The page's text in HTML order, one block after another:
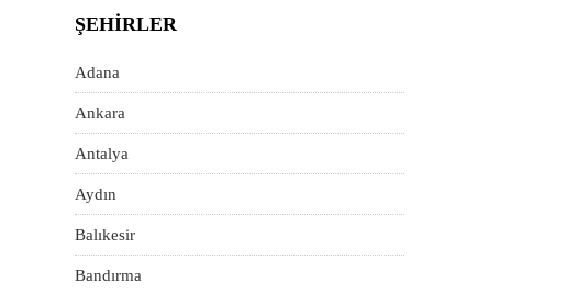
ŞEHIRLER
Adana
Ankara
Antalya
Aydın
Balıkesir
Bandırma